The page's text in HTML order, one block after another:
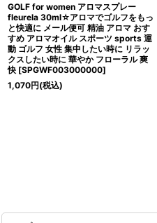
GOLF for women アロマスプレー
fleurela 30ml☆アロマでゴルフをもっ
と快適に メール便可 精油 アロマ おす
すめ アロマオイル スポーツ sports 運
動 ゴルフ 女性 集中したい時に リラッ
クスしたい時に 華やか フローラル 爽
快 [SPGWF003000000]
1,070円(税込)